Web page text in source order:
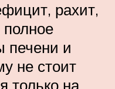
рахит,
печени и
не стоит
только на